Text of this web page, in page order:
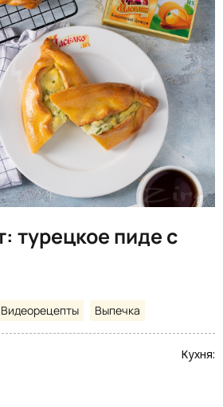
турецкое пиде с
Видеорецепты Выпечка
Кухня: